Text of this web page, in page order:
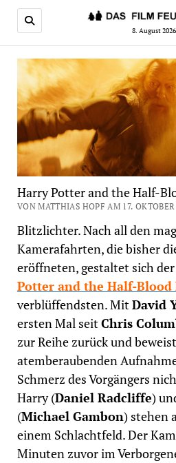
8. August 2026
Harry Potter and the Half-
VON MATTHIAS HOPF AM 17. OKTOBER
Blitzlichter. Nach all den
Kamerafahrten, die bisher
eröffneten, gestaltet sich
Potter and the Half-Blood
verblüffendsten. MitDavid
ersten Mal seitChris
zur Reihe zurück und
atemberaubenden
Schmerz des Vorgängers
Harry (Daniel Radcliffe)
(Michael Gambon) stehen
einem Schlachtfeld. Der
Minuten zuvor im